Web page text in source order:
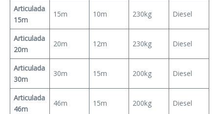
Articulada
15m
15m 10m 230kg Diesel
Articulada
20m
20m 12m 230kg Diesel
Articulada
30m
30m 15m 200kg Diesel
Articulada
46m
46m 15m 200kg Diesel